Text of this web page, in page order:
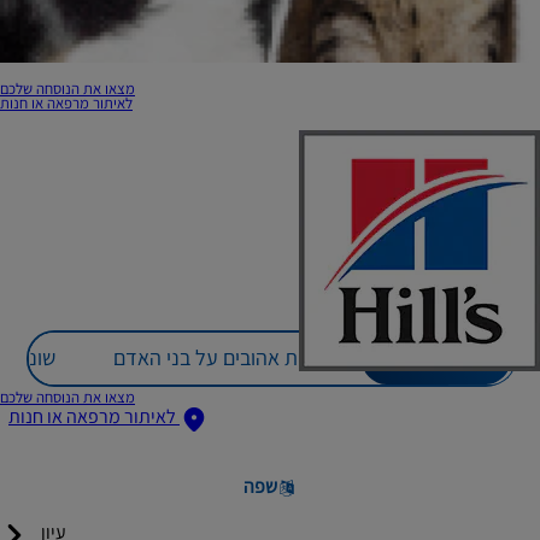
מצאו את הנוסחה שלכם
לאיתור מרפאה או חנות
מצאו את הנוסחה שלכם
לאיתור מרפאה או חנות
שפה
עיון
מזונות אהובים על בני האדם שונות